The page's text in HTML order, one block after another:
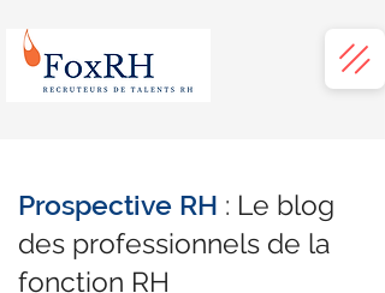
Prospective RH : Le blog
des professionnels de la
fonction RH